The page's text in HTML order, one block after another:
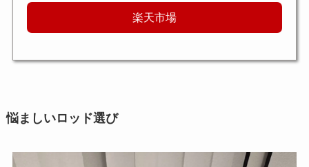
楽天市場
悩ましいロッド選び